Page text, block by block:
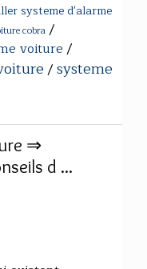
systeme d'alarme
cobra /
voiture/
/systeme
⇒
d ...